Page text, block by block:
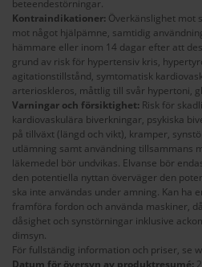
beteendestörningar.
Kontraindikationer: Överkänslighet mot
mot något hjälpämne, samtidig
hämmare eller inom 14 dagar efter att
grund av risk för hypertensiv kris,
agitationstillstånd, symtomatisk
arterioskleros, måttlig till svår hypertoni,
Varningar och försiktighet: Risk för
kardiovaskulära biverkningar, psykiska
på tillväxt (längd och vikt), kramper,
utlämning samt användning tillsammans
läkemedel bör undvikas. Elvanse bör
den potentiella nyttan överväger den
ska inte användas under amning. Kan ha
framföra fordon och använda maskiner,
dåsighet och synstörningar inklusive
dimsyn.
För fullständig information och priser, se